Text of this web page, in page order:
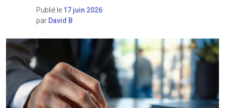
Publié le 17 juin 2026
par David B